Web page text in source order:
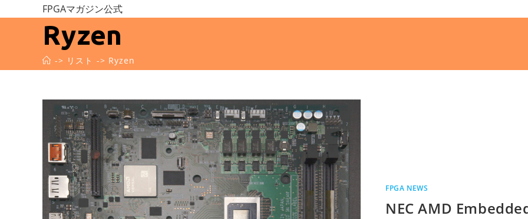
ン
FPGAマガジン公式
Ryzen
-> リスト -> Ryzen
FPGA NEWS
NEC AMD